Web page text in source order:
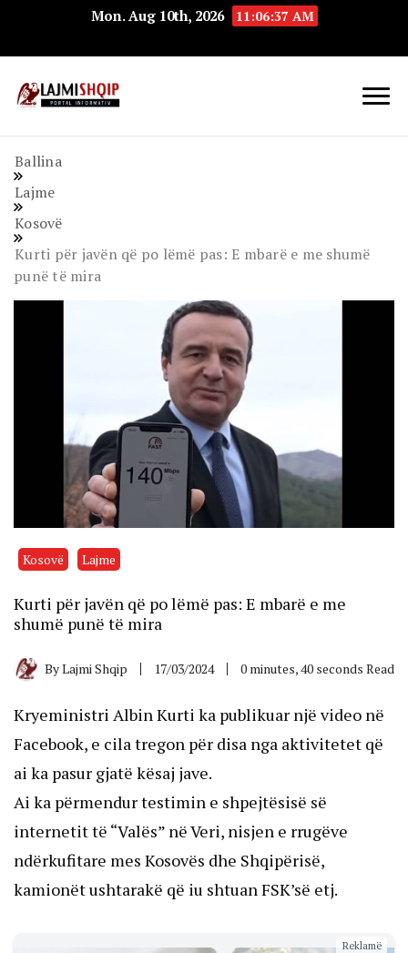
Mon. Aug 10th, 2026 11:06:38 AM
Ballina
Lajme
Kosovë
Kurti për javën që po lëmë pas: E mbarë e me shumë
punë të mira
Kosovë Lajme
Kurti për javën që po lëmë pas: E mbarë e me
shumë punë të mira
ByLajmi Shqip 17/03/2024 0 minutes, 40 seconds Read
Kryeministri Albin Kurti ka publikuar një video në
Facebook, e cila tregon për disa nga aktivitetet që
ai ka pasur gjatë kësaj jave.
Ai ka përmendur testimin e shpejtësisë së
internetit të “Valës” në Veri, nisjen e rrugëve
ndërkufitare mes Kosovës dhe Shqipërisë,
kamionët ushtarakë që iu shtuan FSK’së etj.
Reklamë